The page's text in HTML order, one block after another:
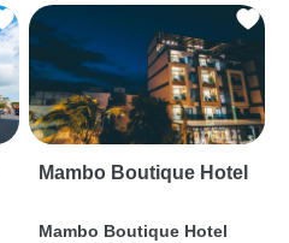
Mambo Boutique Hotel
Mambo Boutique Hotel